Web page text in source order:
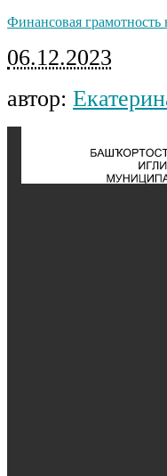
Финансовая грамотность
06.12.2023
автор: